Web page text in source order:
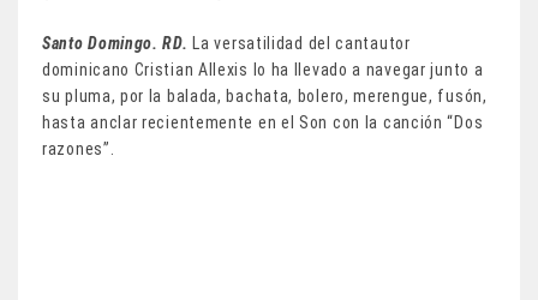
Santo Domingo. RD. La versatilidad del cantautor
dominicano Cristian Allexis lo ha llevado a navegar junto a
su pluma, por la balada, bachata, bolero, merengue, fusón,
hasta anclar recientemente en el Son con la canción “Dos
razones”.